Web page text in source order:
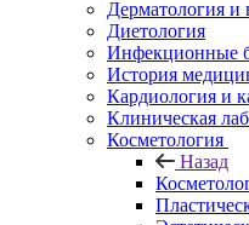
Дерматология и
Диетология
Инфекционные
История
Кардиология и
Клиническая
Косметология
Назад